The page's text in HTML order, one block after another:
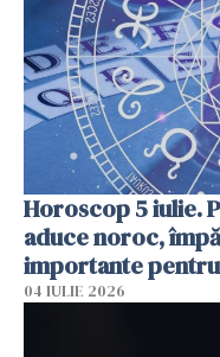
Horoscop 5 iulie.
aduce noroc,
importante
04 IULIE 2026